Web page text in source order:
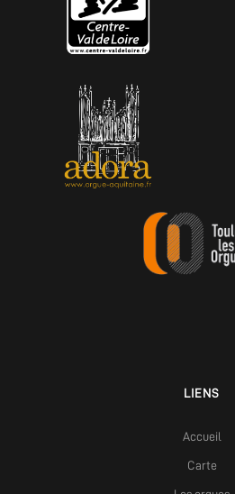
LIENS
Accueil
Carte